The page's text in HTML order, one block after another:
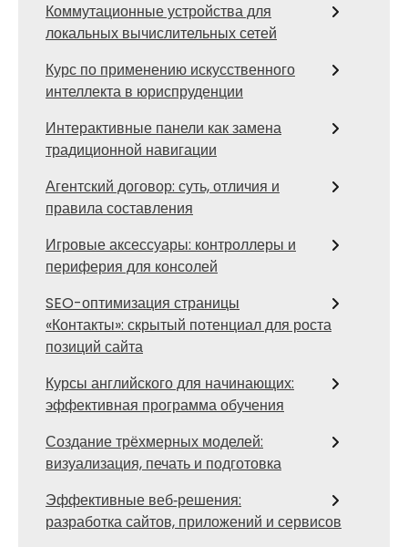
Коммутационные устройства для
локальных вычислительных сетей
Курс по применению искусственного
интеллекта в юриспруденции
Интерактивные панели как замена
традиционной навигации
Агентский договор: суть, отличия и
правила составления
Игровые аксессуары: контроллеры и
периферия для консолей
SEO-оптимизация страницы
«Контакты»: скрытый потенциал для роста
позиций сайта
Курсы английского для начинающих:
эффективная программа обучения
Создание трёхмерных моделей:
визуализация, печать и подготовка
Эффективные веб‑решения:
разработка сайтов, приложений и сервисов